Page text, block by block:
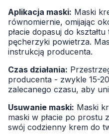
Aplikacja maski: Maski
równomiernie, omijając
płacie dopasuj do
pęcherzyki powietrza.
instrukcją producenta.
Czas działania:
producenta - zwykle 15-
zalecanego czasu, aby
Usuwanie maski: Maski
maski w płacie po prostu
swój codzienny krem do